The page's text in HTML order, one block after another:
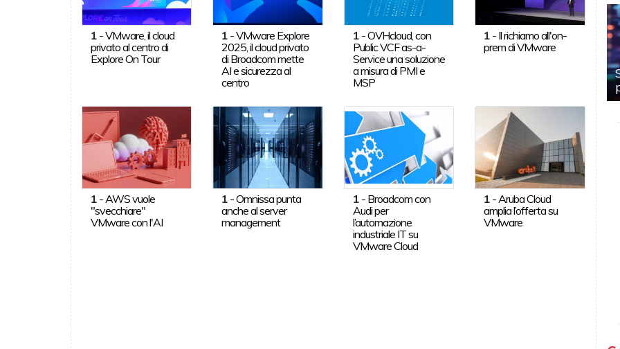
1-VMware, il cloud
privato al centro di
Explore On Tour
1 -VMware Explore
2025, il cloud privato
di Broadcom mette
AI e sicurezza al
centro
1-OVHcloud, con
Public VCF as-a-
Service una soluzione
a misura di PMI e
MSP
1 - Il richiamo all'on-
prem di VMware
1- AWS vuole
"svecchiare"
VMware con l'AI
1 -Omnissa punta
anche al server
management
1- Broadcom con
Audi per
l’automazione
industriale IT su
VMware Cloud
1 - Aruba Cloud
amplia l’offerta su
VMware